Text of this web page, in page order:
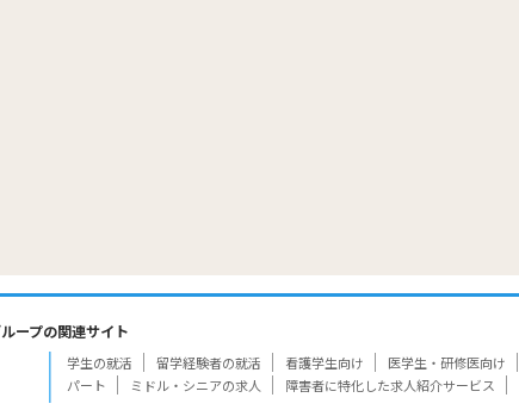
ープの関連サイト
学生の就活 留学経験者の就活 看護学生向け 医学生・研修医向け
パート
ミドル・シニアの求人 障害者に特化した求人紹介サービス